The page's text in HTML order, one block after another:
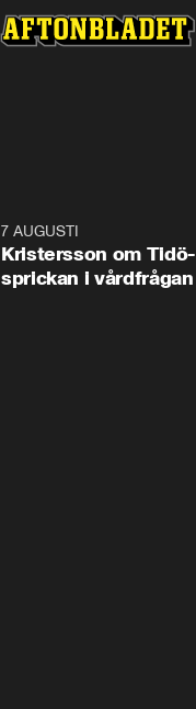
7 AUGUSTI
Kristersson om Tidö-
sprickan i vårdfrågan